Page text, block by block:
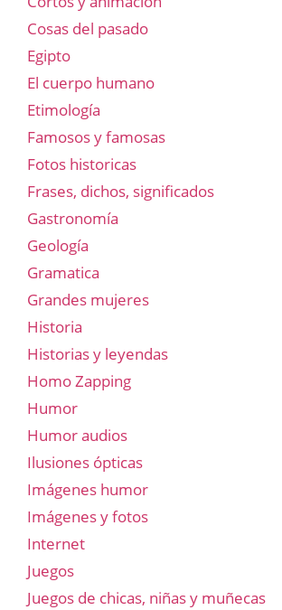
Cosas del pasado
Egipto
El cuerpo humano
Etimología
Famosos y famosas
Fotos historicas
Frases, dichos, significados
Gastronomía
Geología
Gramatica
Grandes mujeres
Historia
Historias y leyendas
Homo Zapping
Humor
Humor audios
Ilusiones ópticas
Imágenes humor
Imágenes y fotos
Internet
Juegos
Juegos de chicas, niñas y muñecas